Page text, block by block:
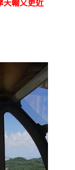
天輪又更近